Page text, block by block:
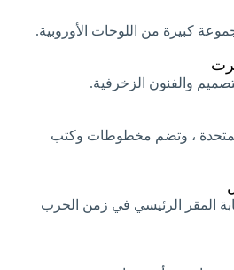
كبيرة من اللوحات الأوروبية.
والفنون الزخرفية.
المتحدة ، وتضم مخطوطات وكتب
المقر الرئيسي في زمن الحرب